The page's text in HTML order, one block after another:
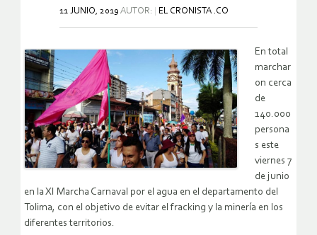
11 JUNIO, 2019 AUTOR: EL CRONISTA .CO
En total
marchar
on cerca
de
140.000
persona
s este
viernes 7
de junio
en la XI Marcha Carnaval por el agua en el departamento del
Tolima, con el objetivo de evitar el fracking y la minería en los
diferentes territorios.